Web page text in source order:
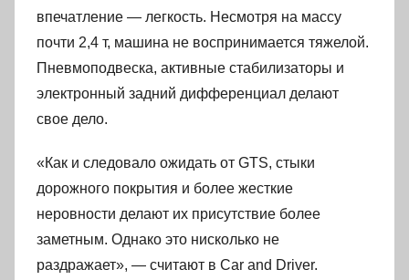
впечатление — легкость. Несмотря на массу
почти 2,4 т, машина не воспринимается тяжелой.
Пневмоподвеска, активные стабилизаторы и
электронный задний дифференциал делают
свое дело.
«Как и следовало ожидать от GTS, стыки
дорожного покрытия и более жесткие
неровности делают их присутствие более
заметным. Однако это нисколько не
раздражает», — считают в Car and Driver.